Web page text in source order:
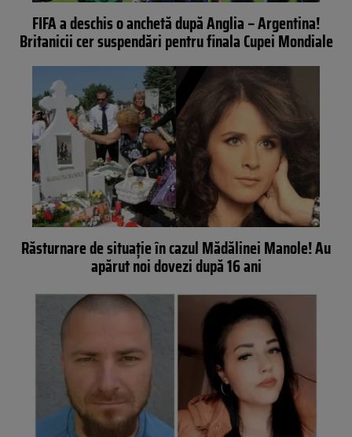
FIFA a deschis o anchetă după Anglia – Argentina!
Britanicii cer suspendări pentru finala Cupei Mondiale
Răsturnare de situație în cazul Mădălinei Manole! Au
apărut noi dovezi după 16 ani